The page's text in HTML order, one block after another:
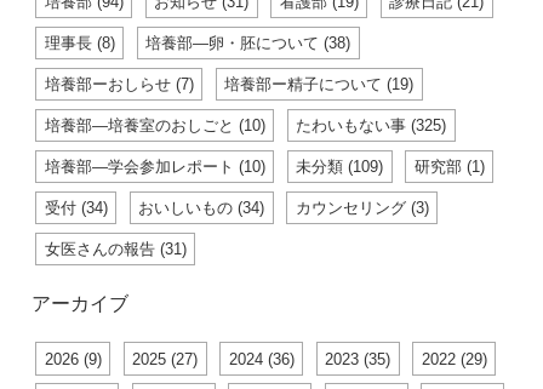
理事長 (8) 培養部―卵・胚について (38)
培養部ーおしらせ (7) 培養部ー精子について (19)
培養部―培養室のおしごと (10) たわいもない事 (325)
培養部―学会参加レポート (10) 未分類 (109) 研究部 (1)
受付 (34) おいしいもの (34) カウンセリング (3)
女医さんの報告 (31)
アーカイブ
2026 (9) 2025 (27) 2024 (36) 2023 (35) 2022 (29)